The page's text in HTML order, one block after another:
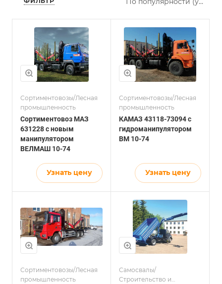
Сортиментовозы/Лесная
промышленность
Сортиментовоз МАЗ
631228 с новым
манипулятором
ВЕЛМАШ 10-74
Узнать цену
Сортиментовозы/Лесная
промышленность
КАМАЗ 43118-73094 с
гидроманипулятором
ВМ 10-74
Узнать цену
Сортиментовозы/Лесная
промышленность
Самосвалы/
Строительство и